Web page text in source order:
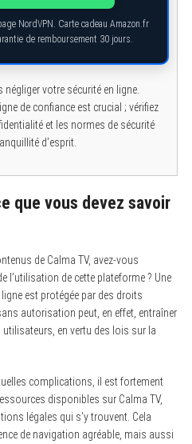
NordVPN. Carte cadeau Amazon.fr
de remboursement 30 jours.
négliger votre sécurité en ligne.
de confiance est crucial ; vérifiez
et les normes de sécurité
d’esprit.
que vous devez savoir
de Calma TV, avez-vous
l’utilisation de cette plateforme ? Une
est protégée par des droits
autorisation peut, en effet, entraîner
en vertu des lois sur la
complications, il est fortement
disponibles sur Calma TV,
légales qui s’y trouvent. Cela
de navigation agréable, mais aussi